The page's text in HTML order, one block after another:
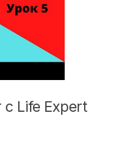
с Life Expert